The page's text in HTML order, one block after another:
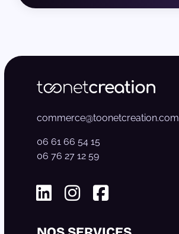
commerce@toonetcreation.com
06 61 66 54 15
06 76 27 12 59